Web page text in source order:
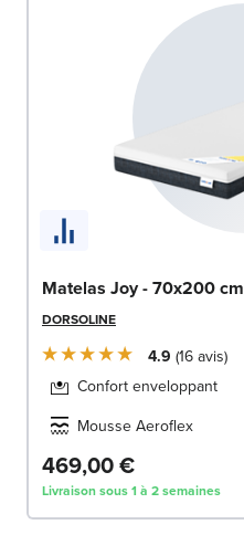
Matelas Joy - 70x200 cm
DORSOLINE
4.9 16 avis
Confort enveloppant
Mousse Aeroflex
469,00 €
Livraison sous 1 à 2 semaines